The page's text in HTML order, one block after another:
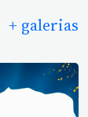
+ galerias